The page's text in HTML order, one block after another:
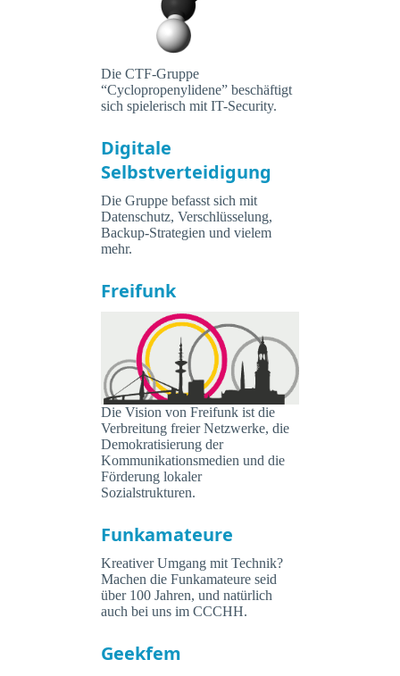
Die CTF-Gruppe
“Cyclopropenylidene” beschäftigt
sich spielerisch mit IT-Security.
Digitale
Selbstverteidigung
Die Gruppe befasst sich mit
Datenschutz, Verschlüsselung,
Backup-Strategien und vielem
mehr.
Freifunk
Die Vision von Freifunk ist die
Verbreitung freier Netzwerke, die
Demokratisierung der
Kommunikationsmedien und die
Förderung lokaler
Sozialstrukturen.
Funkamateure
Kreativer Umgang mit Technik?
Machen die Funkamateure seid
über 100 Jahren, und natürlich
auch bei uns im CCCHH.
Geekfem